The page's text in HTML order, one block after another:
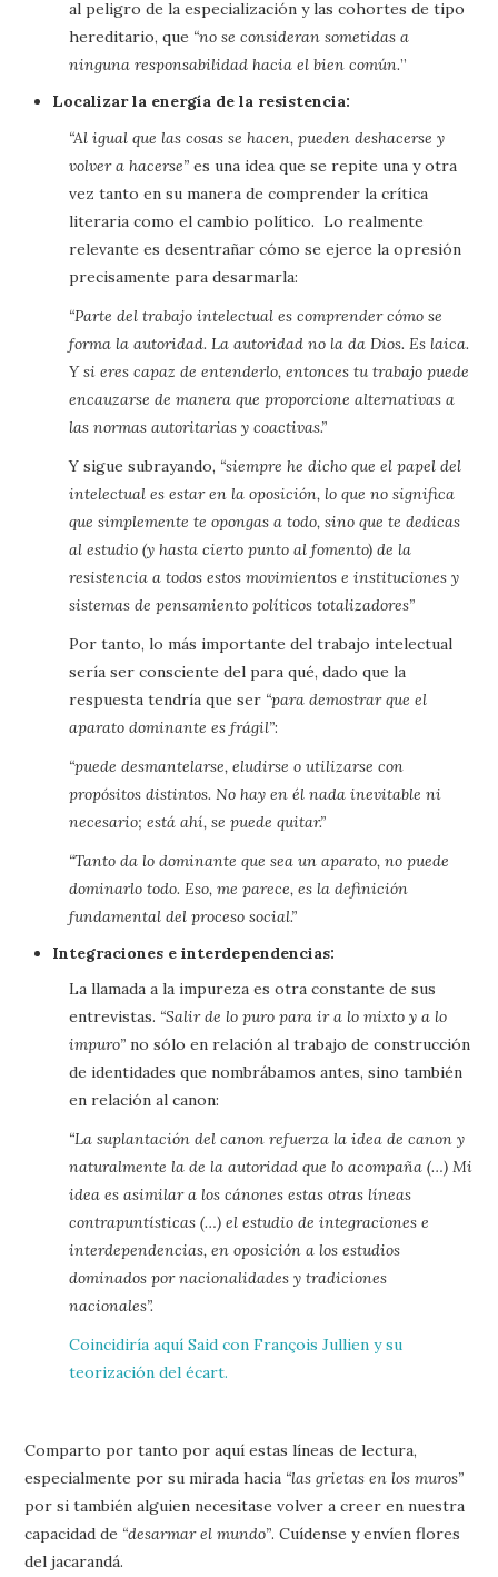
al peligro de la especialización y las cohortes de tipo
hereditario, que “no se consideran sometidas a
ninguna responsabilidad hacia el bien común.”
Localizar la energía de la resistencia:
“Al igual que las cosas se hacen, pueden deshacerse y
volver a hacerse” es una idea que se repite una y otra
vez tanto en su manera de comprender la crítica
literaria como el cambio político. Lo realmente
relevante es desentrañar cómo se ejerce la opresión
precisamente para desarmarla:
“Parte del trabajo intelectual es comprender cómo se
forma la autoridad. La autoridad no la da Dios. Es laica.
Y si eres capaz de entenderlo, entonces tu trabajo puede
encauzarse de manera que proporcione alternativas a
las normas autoritarias y coactivas.”
Y sigue subrayando, “siempre he dicho que el papel del
intelectual es estar en la oposición, lo que no significa
que simplemente te opongas a todo, sino que te dedicas
al estudio (y hasta cierto punto al fomento) de la
resistencia a todos estos movimientos e instituciones y
sistemas de pensamiento políticos totalizadores”
Por tanto, lo más importante del trabajo intelectual
sería ser consciente del para qué, dado que la
respuesta tendría que ser “para demostrar que el
aparato dominante es frágil”:
“puede desmantelarse, eludirse o utilizarse con
propósitos distintos. No hay en él nada inevitable ni
necesario; está ahí, se puede quitar.”
“Tanto da lo dominante que sea un aparato, no puede
dominarlo todo. Eso, me parece, es la definición
fundamental del proceso social.”
Integraciones e interdependencias:
La llamada a la impureza es otra constante de sus
entrevistas. “Salir de lo puro para ir a lo mixto y a lo
impuro” no sólo en relación al trabajo de construcción
de identidades que nombrábamos antes, sino también
en relación al canon:
“La suplantación del canon refuerza la idea de canon y
naturalmente la de la autoridad que lo acompaña (…) Mi
idea es asimilar a los cánones estas otras líneas
contrapuntísticas (…) el estudio de integraciones e
interdependencias, en oposición a los estudios
dominados por nacionalidades y tradiciones
nacionales”.
Coincidiría aquí Said con François Jullien y su
teorización del écart.
Comparto por tanto por aquí estas líneas de lectura,
especialmente por su mirada hacia “las grietas en los muros”
por si también alguien necesitase volver a creer en nuestra
capacidad de “desarmar el mundo”. Cuídense y envíen flores
del jacarandá.